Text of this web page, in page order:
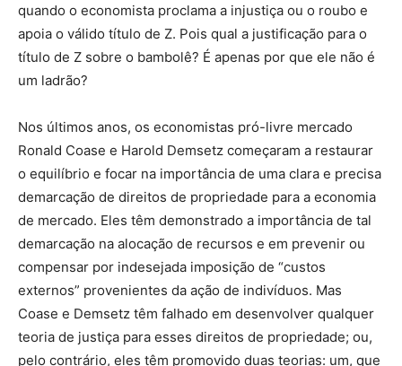
quando o economista proclama a injustiça ou o roubo e
apoia o válido título de Z. Pois qual a justificação para o
título de Z sobre o bambolê? É apenas por que ele não é
um ladrão?
Nos últimos anos, os economistas pró-livre mercado
Ronald Coase e Harold Demsetz começaram a restaurar
o equilíbrio e focar na importância de uma clara e precisa
demarcação de direitos de propriedade para a economia
de mercado. Eles têm demonstrado a importância de tal
demarcação na alocação de recursos e em prevenir ou
compensar por indesejada imposição de “custos
externos” provenientes da ação de indivíduos. Mas
Coase e Demsetz têm falhado em desenvolver qualquer
teoria de justiça para esses direitos de propriedade; ou,
pelo contrário, eles têm promovido duas teorias: um, que